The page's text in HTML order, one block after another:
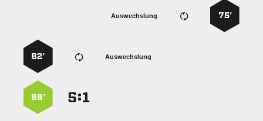
75’
Auswechslung
Auswechslung
82’
:
88’